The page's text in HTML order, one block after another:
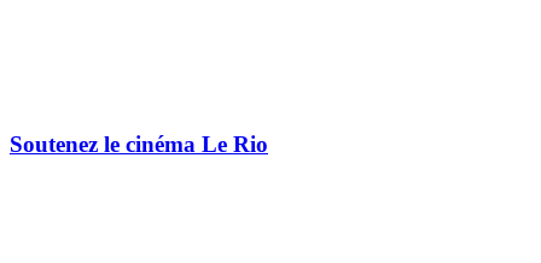
Soutenez le cinéma Le Rio